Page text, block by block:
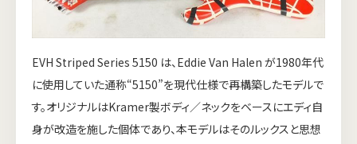
EVH Striped Series 5150 は、Eddie Van Halen が1980年代
に使用していた通称“5150”を現代仕様で再構築したモデルで
す。オリジナルはKramer製ボディ／ネックをベースにエディ自
身が改造を施した個体であり、本モデルはそのルックスと思想